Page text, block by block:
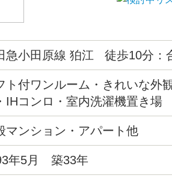
急小田原線 狛江 徒歩10分：
ト付ワンルーム・きれいな外
IHコンロ・室内洗濯機置き場
マンション・アパート他
年5月 築33年